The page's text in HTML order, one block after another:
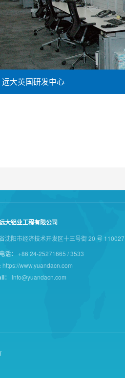
远大英国研发中心
大铝业工程有限公司
沈阳市经济技术开发区十三号街 20 号 110027
话： +86 24-25271665 / 3533
https://www.yuandacn.com
： info@yuandacn.com